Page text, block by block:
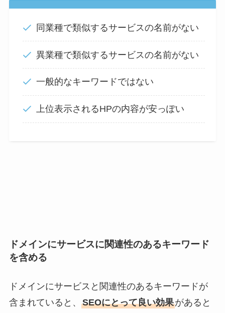
同業種で類似するサービスの名前がない
異業種で類似するサービスの名前がない
一般的なキーワードではない
上位表示されるHPの内容が安っぽい
ドメインにサービスに関連性のあるキーワード
を含める
ドメインにサービスと関連性のあるキーワードが
含まれていると、 SEOにとって良い効果があると